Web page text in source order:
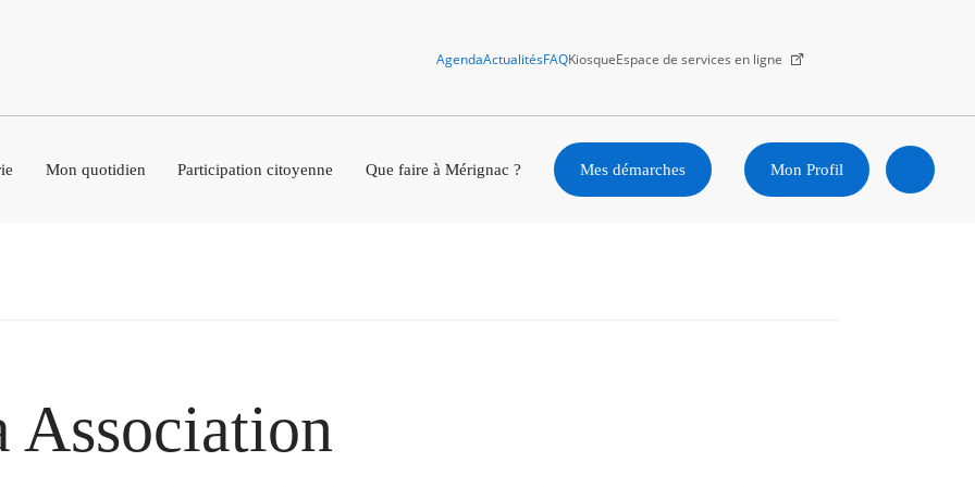
AgendaActualitésFAQKiosqueEspace de services en ligne
Mon quotidien Participation citoyenne Que faire à Mérignac ? Mes démarches Mon Profil
Association